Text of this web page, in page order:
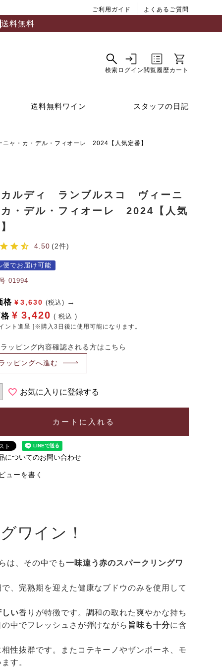
ご利用ガイド よくあるご質問
送料無料
送料無料ワイン スタッフの日記
ャ・カ・デル・フィオーレ 2024【人気定番】
カルディ ランブルスコ ヴィーニ
・デル・フィオーレ 2024【人気
4.50 2
便でお届け可能
01994
格 ¥ 3,630 (税込)
¥ 3,420 税込
ント進呈 ]※購入3日後に使用可能になります。
ッピング内容確認される方はこちら
ッピングへ進む
お気に入りに登録する
カートに入れる
についてのお問い合わせ
ューを書く
ワイン！
は、その中でも一味違う赤のスパークリングワ
、完熟期を迎えた健康なブドウのみを使用して
しい香りが特徴です。調和の取れた爽やかな持ち
中でフレッシュさが弾けながら 旨味も十分に含
性抜群です。またコテキーノやザンポーネ、モ
す。